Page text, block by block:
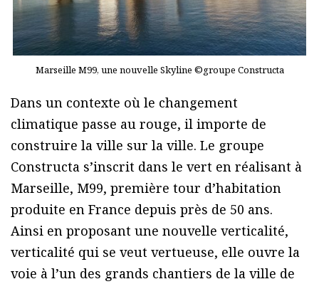
Marseille M99, une nouvelle Skyline ©groupe Constructa
Dans un contexte où le changement
climatique passe au rouge, il importe de
construire la ville sur la ville. Le groupe
Constructa s’inscrit dans le vert en réalisant à
Marseille, M99, première tour d’habitation
produite en France depuis près de 50 ans.
Ainsi en proposant une nouvelle verticalité,
verticalité qui se veut vertueuse, elle ouvre la
voie à l’un des grands chantiers de la ville de